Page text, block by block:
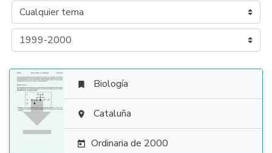

 Biología
 Cataluña
 Ordinaria de 2000